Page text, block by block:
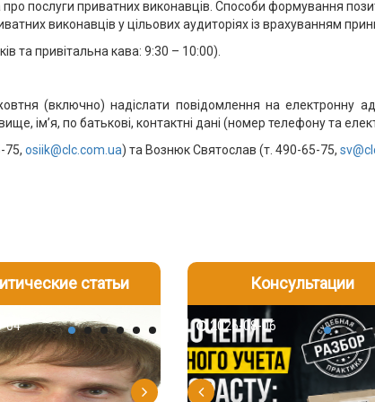
послуги приватних виконавців. Способи формування
виконавців у цільових аудиторіях із врахуванням
та привітальна кава: 9:30 – 10:00).
(включно) надіслати повідомлення на електронну
ім’я, по батькові, контактні дані (номер телефону та
75, osiik@clc.com.ua) та Вознюк Святослав (т. 490-65-75,
2026-08-06
статьи
04 2026-08-04
Консультации
08-05 2026-08-06
2026-07-30